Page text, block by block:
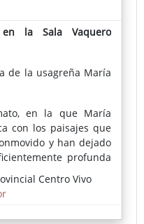
en la Sala Vaquero
de la usagreña María
en la que María
con los paisajes que
y han dejado
profunda
Como ella
grafismo, la mancha y
expresión y de
su exposición en
Centro Vivo